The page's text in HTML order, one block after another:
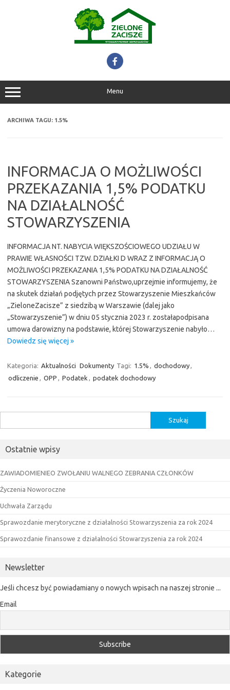
Menu
ARCHIWA TAGU: 1.5%
INFORMACJA O MOŻLIWOŚCI
PRZEKAZANIA 1,5% PODATKU
NA DZIAŁALNOŚĆ
STOWARZYSZENIA
INFORMACJA NT. NABYCIA WIĘKSZOŚCIOWEGO UDZIAŁU W
PRAWIE WŁASNOŚCI TZW. DZIAŁKI D WRAZ Z INFORMACJĄ O
MOŻLIWOŚCI PRZEKAZANIA 1,5% PODATKU NA DZIAŁALNOŚĆ
STOWARZYSZENIA Szanowni Państwo,uprzejmie informujemy, że
na skutek działań podjętych przez Stowarzyszenie Mieszkańców
„ZieloneZacisze” z siedzibą w Warszawie (dalej jako
„Stowarzyszenie”) w dniu 05 stycznia 2023 r. zostałapodpisana
umowa darowizny na podstawie, której Stowarzyszenie nabyło…
Dowiedz się więcej »
Kategoria: Aktualności Dokumenty Tagi: 1.5% , dochodowy,
odliczenie , OPP , Podatek , podatek dochodowy
Ostatnie wpisy
ZAWIADOMIENIEO ZWOŁANIU WALNEGO ZEBRANIA CZŁONKÓW
Życzenia Noworoczne
Uchwała Zarządu
Sprawozdanie merytoryczne z działalności Stowarzyszenia za rok 2024
Sprawozdanie finansowe z działalności Stowarzyszenia za rok 2024
Newsletter
Jeśli chcesz być powiadamiany o nowych wpisach na naszej stronie ...
Email
Kategorie